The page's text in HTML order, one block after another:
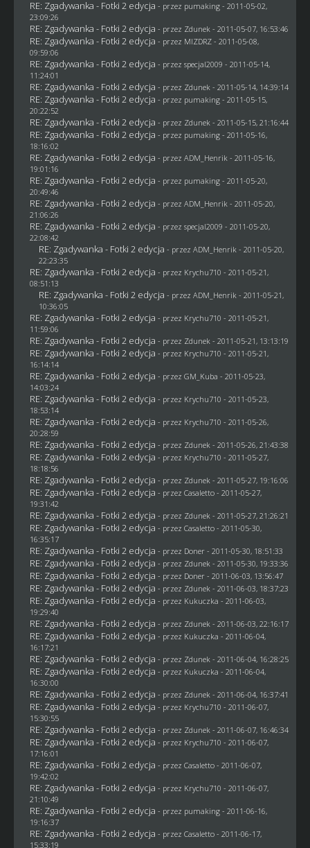
RE: Zgadywanka - Fotki 2 edycja - przez pumaking- 2011-05-02,
23:09:26
RE: Zgadywanka - Fotki 2 edycja - przez Zdunek - 2011-05-07, 16:53:46
RE: Zgadywanka - Fotki 2 edycja - przez MIZDRZ- 2011-05-08,
09:59:06
RE: Zgadywanka - Fotki 2 edycja - przez specjal2009 - 2011-05-14,
11:24:01
RE: Zgadywanka - Fotki 2 edycja - przez Zdunek - 2011-05-14, 14:39:14
RE: Zgadywanka - Fotki 2 edycja - przez pumaking- 2011-05-15,
20:22:52
RE: Zgadywanka - Fotki 2 edycja - przez Zdunek - 2011-05-15, 21:16:44
RE: Zgadywanka - Fotki 2 edycja - przez pumaking- 2011-05-16,
18:16:02
RE: Zgadywanka - Fotki 2 edycja - przez ADM_Henrik - 2011-05-16,
19:01:16
RE: Zgadywanka - Fotki 2 edycja - przez pumaking- 2011-05-20,
20:49:46
RE: Zgadywanka - Fotki 2 edycja - przez ADM_Henrik - 2011-05-20,
21:06:26
RE: Zgadywanka - Fotki 2 edycja - przez specjal2009 - 2011-05-20,
22:08:42
RE: Zgadywanka - Fotki 2 edycja - przez ADM_Henrik - 2011-05-20,
22:23:35
RE: Zgadywanka - Fotki 2 edycja - przez Krychu710 - 2011-05-21,
08:51:13
RE: Zgadywanka - Fotki 2 edycja - przez ADM_Henrik - 2011-05-21,
10:36:05
RE: Zgadywanka - Fotki 2 edycja - przez Krychu710 - 2011-05-21,
11:59:06
RE: Zgadywanka - Fotki 2 edycja - przez Zdunek - 2011-05-21, 13:13:19
RE: Zgadywanka - Fotki 2 edycja - przez Krychu710 - 2011-05-21,
16:14:14
RE: Zgadywanka - Fotki 2 edycja - przez GM_Kuba - 2011-05-23,
14:03:24
RE: Zgadywanka - Fotki 2 edycja - przez Krychu710 - 2011-05-23,
18:53:14
RE: Zgadywanka - Fotki 2 edycja - przez Krychu710 - 2011-05-26,
20:28:59
RE: Zgadywanka - Fotki 2 edycja - przez Zdunek - 2011-05-26, 21:43:38
RE: Zgadywanka - Fotki 2 edycja - przez Krychu710 - 2011-05-27,
18:18:56
RE: Zgadywanka - Fotki 2 edycja - przez Zdunek - 2011-05-27, 19:16:06
RE: Zgadywanka - Fotki 2 edycja - przez Casaletto- 2011-05-27,
19:31:42
RE: Zgadywanka - Fotki 2 edycja - przez Zdunek - 2011-05-27, 21:26:21
RE: Zgadywanka - Fotki 2 edycja - przez Casaletto- 2011-05-30,
16:35:17
RE: Zgadywanka - Fotki 2 edycja - przez Doner- 2011-05-30, 18:51:33
RE: Zgadywanka - Fotki 2 edycja - przez Zdunek - 2011-05-30, 19:33:36
RE: Zgadywanka - Fotki 2 edycja - przez Doner- 2011-06-03, 13:56:47
RE: Zgadywanka - Fotki 2 edycja - przez Zdunek - 2011-06-03, 18:37:23
RE: Zgadywanka - Fotki 2 edycja - przez Kukuczka - 2011-06-03,
19:29:40
RE: Zgadywanka - Fotki 2 edycja - przez Zdunek - 2011-06-03, 22:16:17
RE: Zgadywanka - Fotki 2 edycja - przez Kukuczka - 2011-06-04,
16:17:21
RE: Zgadywanka - Fotki 2 edycja - przez Zdunek - 2011-06-04, 16:28:25
RE: Zgadywanka - Fotki 2 edycja - przez Kukuczka - 2011-06-04,
16:30:00
RE: Zgadywanka - Fotki 2 edycja - przez Zdunek - 2011-06-04, 16:37:41
RE: Zgadywanka - Fotki 2 edycja - przez Krychu710 - 2011-06-07,
15:30:55
RE: Zgadywanka - Fotki 2 edycja - przez Zdunek - 2011-06-07, 16:46:34
RE: Zgadywanka - Fotki 2 edycja - przez Krychu710 - 2011-06-07,
17:16:01
RE: Zgadywanka - Fotki 2 edycja - przez Casaletto- 2011-06-07,
19:42:02
RE: Zgadywanka - Fotki 2 edycja - przez Krychu710 - 2011-06-07,
21:10:49
RE: Zgadywanka - Fotki 2 edycja - przez pumaking- 2011-06-16,
19:16:37
RE: Zgadywanka - Fotki 2 edycja - przez Casaletto- 2011-06-17,
15:33:19